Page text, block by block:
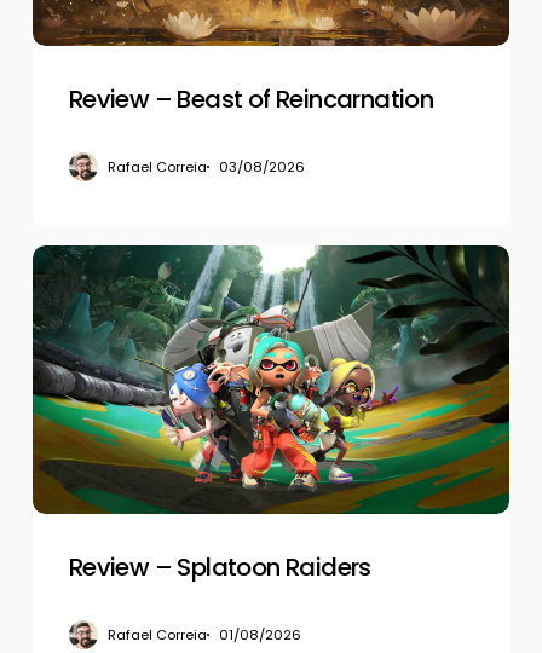
Review – Beast of Reincarnation
Rafael Correia 03/08/2026
Review
–
Splatoon
Raiders
Review – Splatoon Raiders
Rafael Correia 01/08/2026